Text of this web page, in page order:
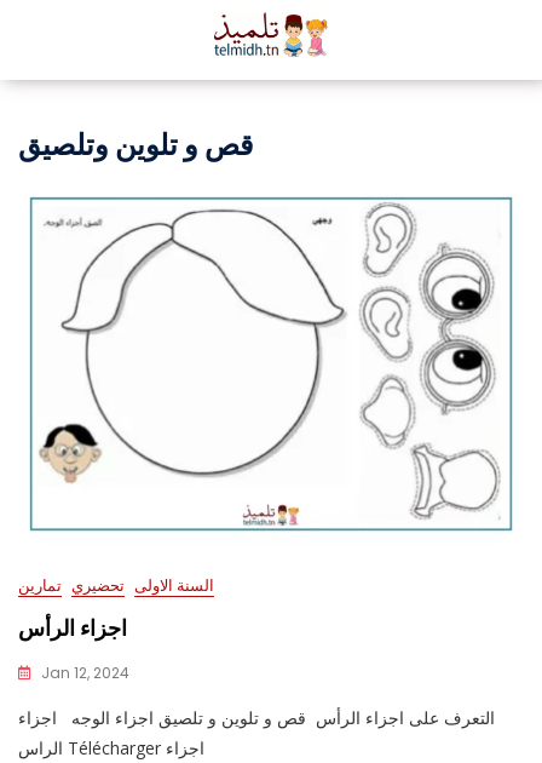
قص و تلوين وتلصيق
السنة الاولى تحضيري تمارين
اجزاء الرأس
Jan 12, 2024
التعرف على اجزاء الرأس قص و تلوين و تلصيق اجزاء الوجه اجزاء
الراس Télécharger اجزاء